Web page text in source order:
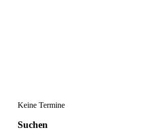
Keine Termine
Suchen